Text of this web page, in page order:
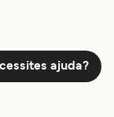
ajuda?